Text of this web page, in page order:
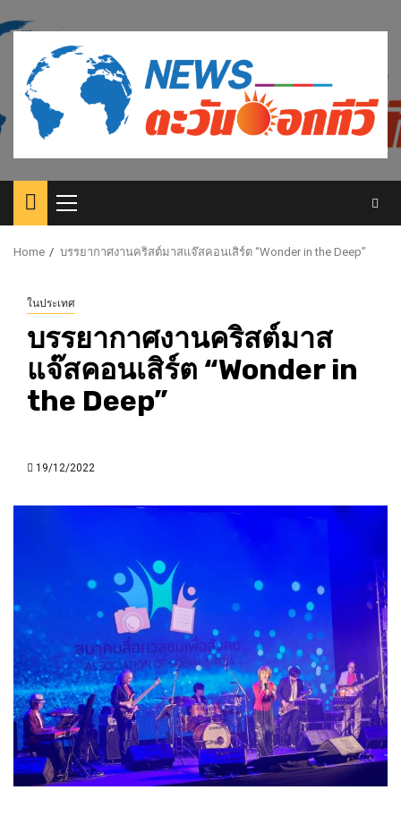
to
content
Primary
Menu
Home บรรยากาศ​งานคริสต์มาสแจ๊สคอนเสิร์ต “Wonder in the Deep”
ในประเทศ
บรรยากาศ​งานคริสต์มาส
แจ๊สคอนเสิร์ต “Wonder in
the Deep”
19/12/2022